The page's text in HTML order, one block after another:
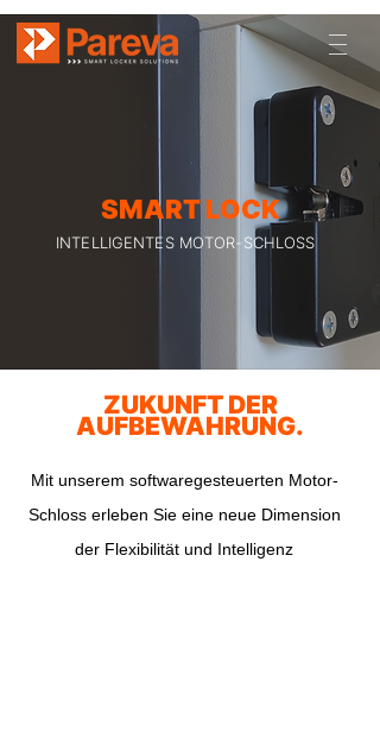
SMART LOCK
INTELLIGENTES MOTOR-SCHLOSS
ZUKUNFT DER
AUFBEWAHRUNG.
Mit unserem softwaregesteuerten Motor-
Schloss erleben Sie eine neue Dimension
der Flexibilität und Intelligenz